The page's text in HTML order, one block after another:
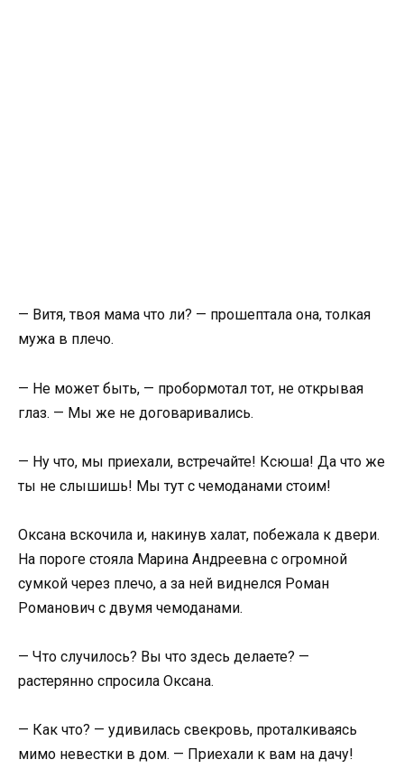
— Витя, твоя мама что ли? — прошептала она, толкая
мужа в плечо.
— Не может быть, — пробормотал тот, не открывая
глаз. — Мы же не договаривались.
— Ну что, мы приехали, встречайте! Ксюша! Да что же
ты не слышишь! Мы тут с чемоданами стоим!
Оксана вскочила и, накинув халат, побежала к двери.
На пороге стояла Марина Андреевна с огромной
сумкой через плечо, а за ней виднелся Роман
Романович с двумя чемоданами.
— Что случилось? Вы что здесь делаете? —
растерянно спросила Оксана.
— Как что? — удивилась свекровь, проталкиваясь
мимо невестки в дом. — Приехали к вам на дачу!